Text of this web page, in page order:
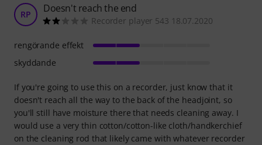
RP Doesn't reach the end
Recorder player 543 18.07.2020
If you're going to use this on a recorder, just know that it
doesn't reach all the way to the back of the headjoint, so
you'll still have moisture there that needs cleaning away. I
would use a very thin cotton/cotton-like cloth/handkerchief
on the cleaning rod that likely came with whatever recorder
rengörande effekt
skyddande